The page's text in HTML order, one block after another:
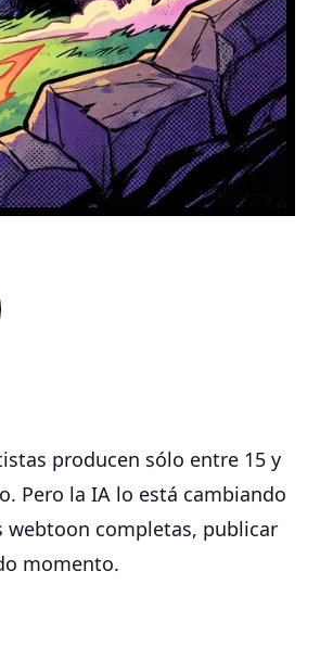
producen sólo entre 15 y
Pero la IA lo está cambiando
webtoon completas, publicar
momento.